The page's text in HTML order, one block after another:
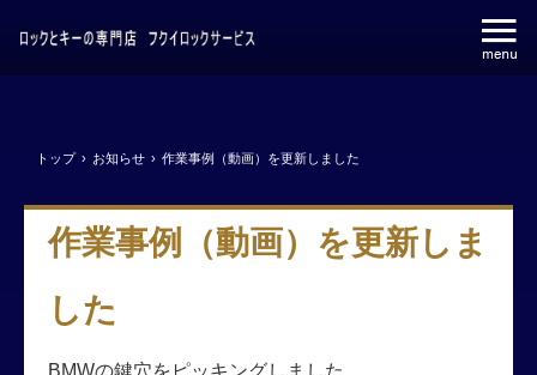
トップ › お知らせ › 作業事例（動画）を更新しました
作業事例（動画）を更新しま
した